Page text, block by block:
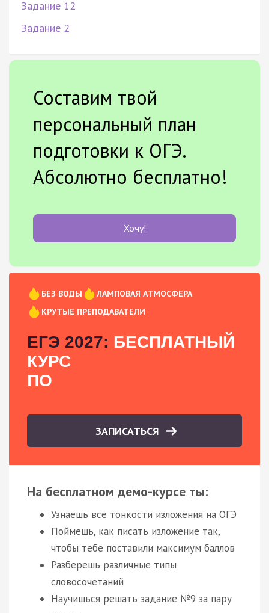
Задание 12
Задание 2
Составим твой
персональный план
подготовки к ОГЭ.
Абсолютно бесплатно!
Хочу!
БЕЗ ВОДЫ
ЛАМПОВАЯ АТМОСФЕРА
КРУТЫЕ ПРЕПОДАВАТЕЛИ
ЕГЭ 2027: БЕСПЛАТНЫЙ
КУРС
ПО
ЗАПИСАТЬСЯ
На бесплатном демо-курсе ты:
Узнаешь все тонкости изложения на ОГЭ
Поймешь, как писать изложение так,
чтобы тебе поставили максимум баллов
Разберешь различные типы
словосочетаний
Научишься решать задание №9 за пару